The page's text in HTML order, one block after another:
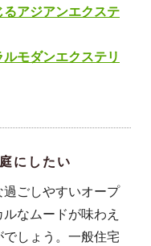
るアジアンエクステ
モダンエクステリ
にしたい
ごしやすいオープ
なムードが味わえ
しょう。一般住宅